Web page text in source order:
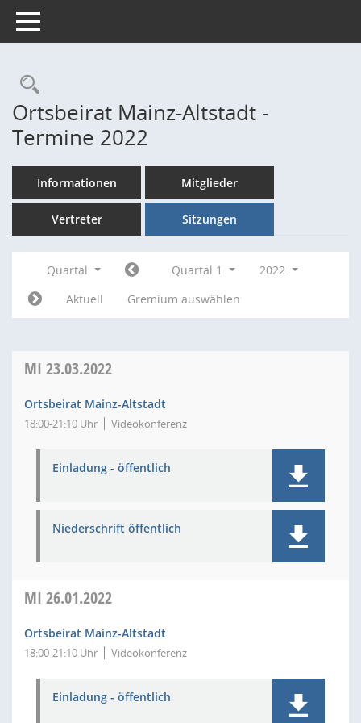
Toggle navigation
Rechercheauswahl
Ortsbeirat Mainz-Altstadt -
Termine 2022
Informationen Mitglieder
Vertreter Sitzungen
Quartal Quartal 1
2022
Aktuell
Gremium auswählen
MI 23.03.2022
Ortsbeirat Mainz-Altstadt
18:00-21:10 Uhr Videokonferenz
Einladung - öffentlich
Niederschrift öffentlich
MI 26.01.2022
Ortsbeirat Mainz-Altstadt
18:00-21:10 Uhr Videokonferenz
Einladung - öffentlich